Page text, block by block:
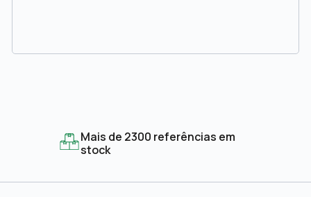
Mais de 2300 referências em
stock